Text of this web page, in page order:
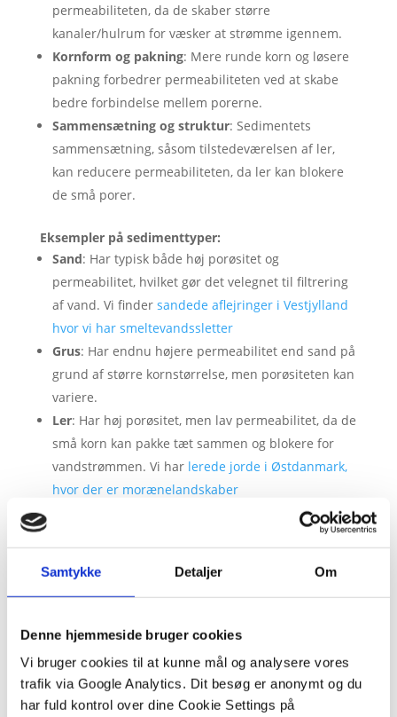
Samtykke Detaljer Om
Denne hjemmeside bruger cookies
Vi bruger cookies til at kunne mål og analysere vores
trafik via Google Analytics. Dit besøg er anonymt og du
har fuld kontrol over dine Cookie Settings på
permeabiliteten, da de skaber større
kanaler/hulrum for væsker at strømme igennem.
Kornform og pakning: Mere runde korn og løsere
pakning forbedrer permeabiliteten ved at skabe
bedre forbindelse mellem porerne.
Sammensætning og struktur: Sedimentets
sammensætning, såsom tilstedeværelsen af ler,
kan reducere permeabiliteten, da ler kan blokere
de små porer.
Eksempler på sedimenttyper:
Sand: Har typisk både høj porøsitet og
permeabilitet, hvilket gør det velegnet til filtrering
af vand. Vi finder sandede aflejringer i Vestjylland
hvor vi har smeltevandssletter
Grus: Har endnu højere permeabilitet end sand på
grund af større kornstørrelse, men porøsiteten kan
variere.
Ler: Har høj porøsitet, men lav permeabilitet, da de
små korn kan pakke tæt sammen og blokere for
vandstrømmen. Vi har lerede jorde i Østdanmark,
hvor der er morænelandskaber
Boost din viden om porøsitet og
permeabilitet
Tegn figuren fra video
Sørg for du kender svaret på disse spørgsmål:
1) Hvordan påvirker en stor ensartet kornstørrelse
porøsiteten og permeabiliteten i sedimenter?
2) Hvorfor har godt sorterede sedimenter typisk